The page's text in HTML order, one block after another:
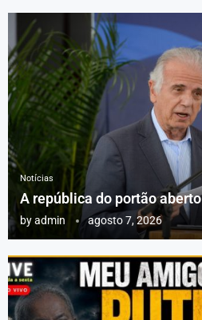
Notícias
A república do portão aberto
byadmin agosto 7, 2026